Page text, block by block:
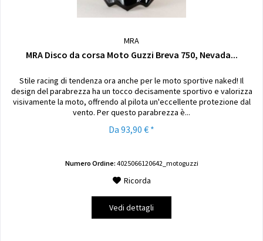
MRA
MRA Disco da corsa Moto Guzzi Breva 750, Nevada...
Stile racing di tendenza ora anche per le moto sportive naked! Il
design del parabrezza ha un tocco decisamente sportivo e valorizza
visivamente la moto, offrendo al pilota un'eccellente protezione dal
vento. Per questo parabrezza è...
Da 93,90 € *
Numero Ordine: 4025066120642_motoguzzi
Ricorda
Vedi dettagli